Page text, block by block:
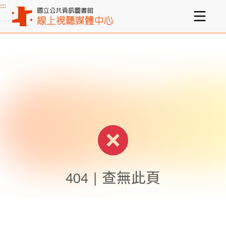
主要內容區塊
:::
404 | 查無此頁